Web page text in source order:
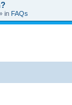
in FAQs